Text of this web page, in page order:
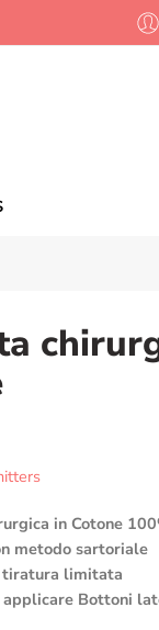
in Cotone
metodo sartoriale
tiratura limitata
Bottoni